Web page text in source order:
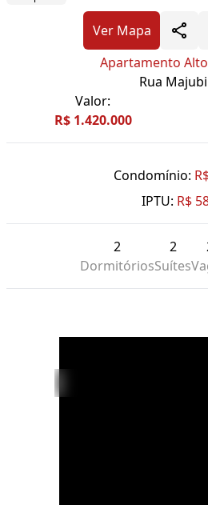
Ver Mapa
Apartamento
Rua
Valor:
R$ 1.420.000
Condomínio:
IPTU: R$
2
Dormitórios
2
Suítes